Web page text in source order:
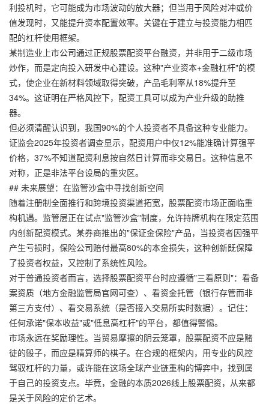
利投机时，它可能成为市场波动的放大器；但当用于风险对冲或价
值发现时，又能提升资本配置效率。关键在于建立与投资能力相匹
配的杠杆使用框架。
某制造业上市公司通过正规股票配资平台融资，并非用于二级市场
炒作，而是定向投入研发中心建设。这种"产业资本+金融杠杆"的模
式，使企业在新材料领域取得突破，产品毛利率从18%提升至
34%。这证明在严格风控下，配资工具可以成为产业升级的助推
器。
但必须清醒认识到，我国90%的个人投资者不具备这种专业能力。
证监会2025年投资者调查显示，配资用户中仅12%能准确计算强平
价格，37%不知道配资利息按自然日计算而非交易日。这种信息不
对称，正是非法平台设局的重灾区。
## 未来展望：在监管沙盒中寻找创新空间
随着注册制全面推行和跨境投资渠道拓宽，股票配资市场正面临重
构机遇。监管层正在试点"监管沙盒"制度，允许持牌机构在限定范围
内创新配资模式。某券商推出的"保证金保险"产品，当投资者因强平
产生亏损时，保险公司赔付最高80%的本金损失，这种创新既保障
了投资者权益，又控制了系统性风险。
对于普通投资者而言，选择股票配资平台时应遵循"三看原则"：看备
案资质（地方金融监管局官网可查）、看资金托管（银行存管而非
第三方支付）、看交易系统（是否接入交易所实时数据）。记住：
任何承诺"保本收益"或"低息高杠杆"的平台，都值得警惕。
市场永远在奖励理性。当贸易摩擦的阴云笼罩，股票配资不应是赌
徒的骰子，而应是精算师的棋子。在合规的框架内，用专业的风控
驾驭杠杆的力量，或许能在这场全球产业链重构的博弈中，找到属
于自己的投资支点。毕竟，金融的本质2026线上股票配资，从来都
是关于风险的定价艺术。